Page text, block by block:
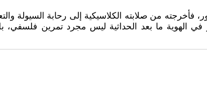
من صلابته الكلاسيكية إلى رحابة السيولة
في الهوية ما بعد الحداثية ليس مجرد تمرين